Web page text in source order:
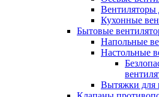
Вентиляторы
Кухонные
Бытовые
Напольные
Настольные
Вытяжки для